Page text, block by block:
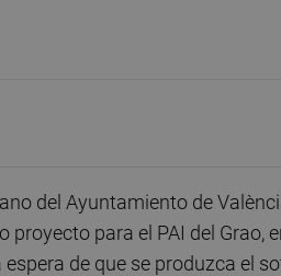
del Ayuntamiento de
para el PAI del Grao,
de que se produzca el